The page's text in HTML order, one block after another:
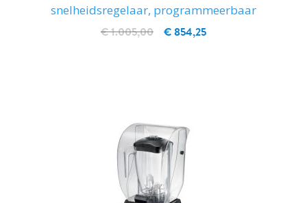
snelheidsregelaar, programmeerbaar
€ 854,25
€ 1.005,00